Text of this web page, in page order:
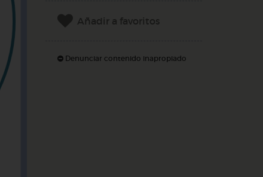
Añadir a favoritos
Denunciar contenido inapropiado